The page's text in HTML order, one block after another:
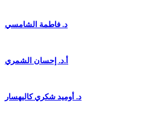
د. فاطمة الشامسي
أ.د. إحسان الشمري
د. أوميد شكري كاليهسار